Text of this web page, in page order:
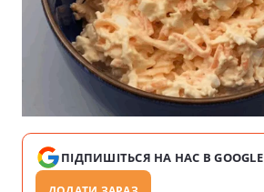
ПІДПИШІТЬСЯ НА НАС В GOOGLE